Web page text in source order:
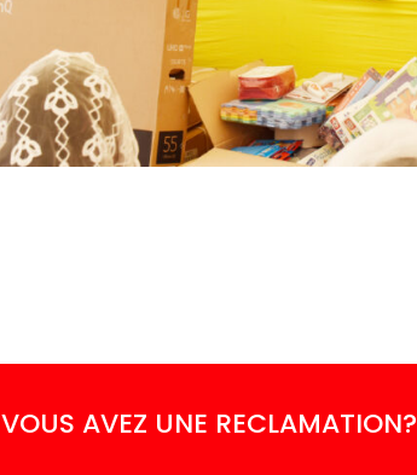
VOUS AVEZ UNE RECLAMATION?